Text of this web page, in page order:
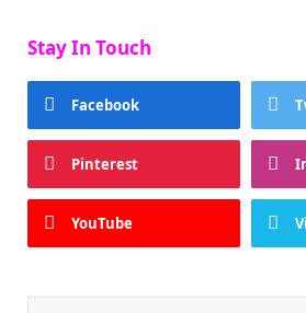
Stay In Touch
Facebook
Pinterest
YouTube